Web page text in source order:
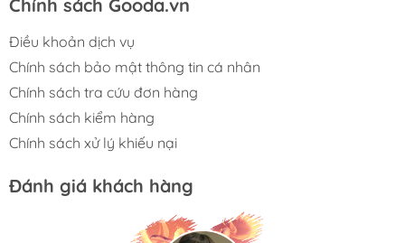
Chính sách Gooda.vn
Điều khoản dịch vụ
Chính sách bảo mật thông tin cá nhân
Chính sách tra cứu đơn hàng
Chính sách kiểm hàng
Chính sách xử lý khiếu nại
Đánh giá khách hàng